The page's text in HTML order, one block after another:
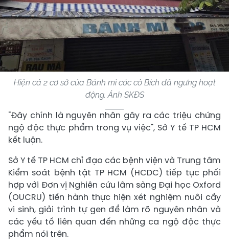
Hiện cả 2 cơ sở của Bánh mì cóc cô Bích đã ngưng hoạt
động. Ảnh SKĐS
"Đây chính là nguyên nhân gây ra các triệu chứng
ngộ độc thực phẩm trong vụ việc", Sở Y tế TP HCM
kết luận.
Sở Y tế TP HCM chỉ đạo các bệnh viện và Trung tâm
Kiểm soát bệnh tật TP HCM (HCDC) tiếp tục phối
hợp với Đơn vị Nghiên cứu lâm sàng Đại học Oxford
(OUCRU) tiến hành thực hiện xét nghiệm nuôi cấy
vi sinh, giải trình tự gen để làm rõ nguyên nhân và
các yếu tố liên quan đến những ca ngộ độc thực
phẩm nói trên.